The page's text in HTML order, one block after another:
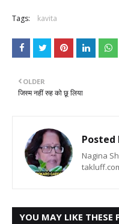
Tags: kavita
OLDER
जिस्म नहीं रुह को छू लिया
Posted
Nagina
YOU MAY LIKE THESE